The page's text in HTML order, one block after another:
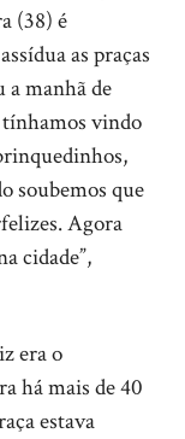
(38) é
as praças
manhã de
tínhamos vindo
soubemos que
Agora
cidade”,
era o
há mais de 40
estava